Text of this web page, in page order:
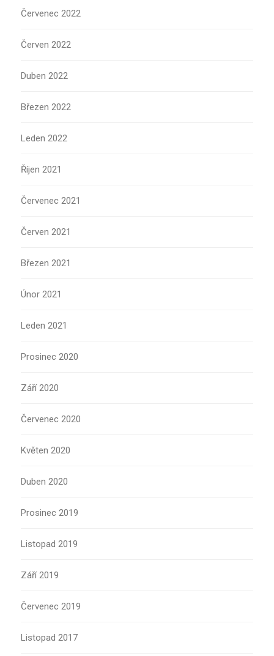
Červenec 2022
Červen 2022
Duben 2022
Březen 2022
Leden 2022
Říjen 2021
Červenec 2021
Červen 2021
Březen 2021
Únor 2021
Leden 2021
Prosinec 2020
Září 2020
Červenec 2020
Květen 2020
Duben 2020
Prosinec 2019
Listopad 2019
Září 2019
Červenec 2019
Listopad 2017